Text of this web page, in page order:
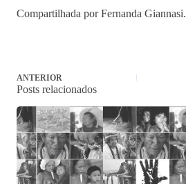
Compartilhada por Fernanda Giannasi.
ANTERIOR
Posts relacionados